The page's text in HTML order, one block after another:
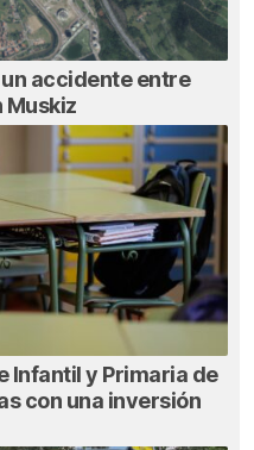
accidente entre
Muskiz
Infantil y Primaria de
con una inversión